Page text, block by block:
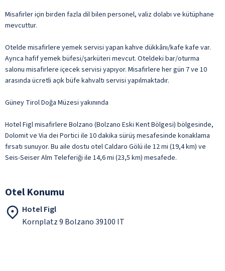
Misafirler için birden fazla dil bilen personel, valiz dolabı ve kütüphane
mevcuttur.
Otelde misafirlere yemek servisi yapan kahve dükkânı/kafe kafe var.
Ayrıca hafif yemek büfesi/şarküteri mevcut. Oteldeki bar/oturma
salonu misafirlere içecek servisi yapıyor. Misafirlere her gün 7 ve 10
arasında ücretli açık büfe kahvaltı servisi yapılmaktadır.
Güney Tirol Doğa Müzesi yakınında
Hotel Figl misafirlere Bolzano (Bolzano Eski Kent Bölgesi) bölgesinde,
Dolomit ve Via dei Portici ile 10 dakika sürüş mesafesinde konaklama
fırsatı sunuyor. Bu aile dostu otel Caldaro Gölü ile 12 mi (19,4 km) ve
Seis-Seiser Alm Teleferiği ile 14,6 mi (23,5 km) mesafede.
Otel Konumu
Hotel Figl
Kornplatz 9 Bolzano 39100 IT